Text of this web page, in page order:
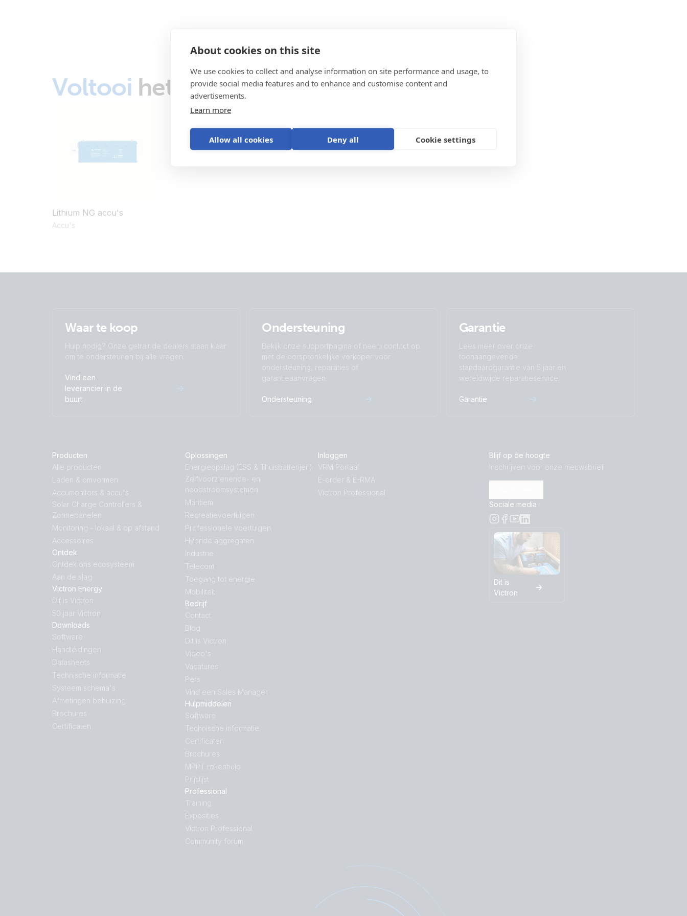
About cookies on this site
We use cookies to collect and analyse information on site performance and usage, to
provide social media features and to enhance and customise content and
advertisements.
Learn more
Allow all cookies Deny all Cookie settings
Voltooi het systeem
Lithium NG accu's
Accu's
Waar te koop
Hulp nodig? Onze getrainde dealers staan klaar
om te ondersteunen bij alle vragen.
Vind een
leverancier in de
buurt
Ondersteuning
Bekijk onze supportpagina of neem contact op
met de oorspronkelijke verkoper voor
ondersteuning, reparaties of
garantieaanvragen.
Ondersteuning
Garantie
Lees meer over onze
toonaangevende
standaardgarantie van 5 jaar en
wereldwijde reparatieservice.
Garantie
Producten
Alle producten
Laden & omvormen
Accumonitors & accu's
Solar Charge Controllers &
Zonnepanelen
Monitoring - lokaal & op afstand
Accessoires
Ontdek
Ontdek ons ecosysteem
Aan de slag
Victron Energy
Dit is Victron
50 jaar Victron
Downloads
Software
Handleidingen
Datasheets
Technische informatie
Systeem schema's
Afmetingen behuizing
Brochures
Certificaten
Oplossingen
Energieopslag (ESS & Thuisbatterijen)
Zelfvoorzienende- en
noodstroomsystemen
Maritiem
Recreatievoertuigen
Professionele voertuigen
Hybride aggregaten
Industrie
Telecom
Toegang tot energie
Mobiliteit
Bedrijf
Contact
Blog
Dit is Victron
Video's
Vacatures
Pers
Vind een Sales Manager
Hulpmiddelen
Software
Technische informatie
Certificaten
Brochures
MPPT rekenhulp
Prijslijst
Professional
Training
Exposities
Victron Professional
Community forum
Inloggen
VRM Portaal
E-order & E-RMA
Victron Professional
Blijf op de hoogte
Inschrijven voor onze nieuwsbrief
Sociale media
Dit is
Victron